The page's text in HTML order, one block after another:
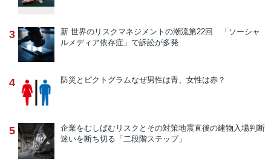
3 新 世界のリスクマネジメントの潮流第22回 「ソーシャ
ルメディア依存症」で訴訟が多発
4 防災とピクトグラムなぜ男性は青、女性は赤？
5 企業をむしばむリスクとその対策地震直後の建物入場判断
迷いを断ち切る「二段階ステップ」